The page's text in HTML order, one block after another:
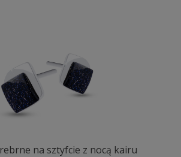
na sztyfcie z nocą kairu